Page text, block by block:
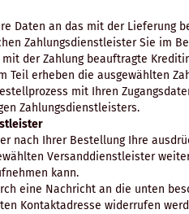
Daten an das mit der Lieferung
Zahlungsdienstleister Sie im
der Zahlung beauftragte
Teil erheben die ausgewählten
mit Ihren
Zahlungsdienstleisters.
nach Ihrer Bestellung Ihre
Versanddienstleister
kann.
eine Nachricht an die unten
Kontaktadresse widerrufen